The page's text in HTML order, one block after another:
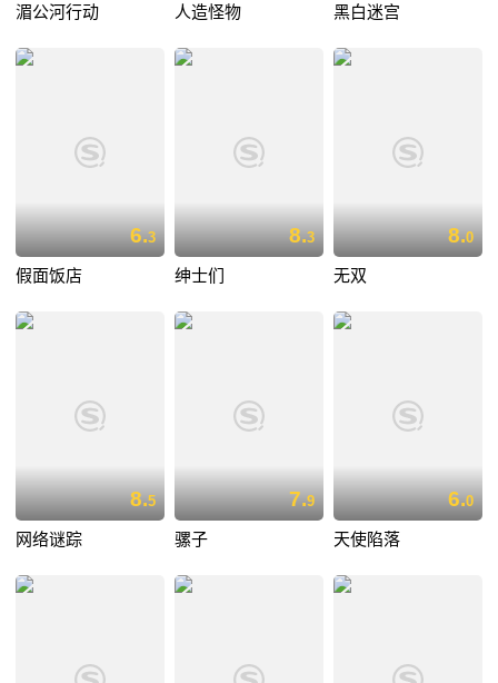
湄公河行动 人造怪物 黑白迷宫
6.3
假面饭店
8.3
绅士们
8.0
无双
8.5
网络谜踪
7.9
骡子
6.0
天使陷落